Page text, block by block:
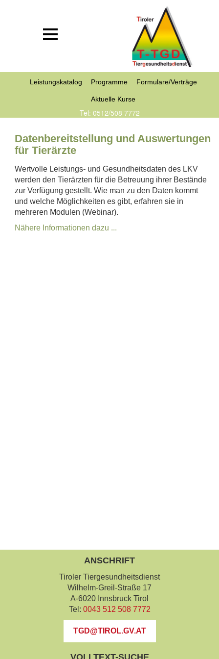
Leistungskatalog Programme Formulare/Verträge
Aktuelle Kurse
Tel: 0512/508 7772
Datenbereitstellung und Auswertungen
für Tierärzte
Wertvolle Leistungs- und Gesundheitsdaten des LKV
werden den Tierärzten für die Betreuung ihrer Bestände
zur Verfügung gestellt. Wie man zu den Daten kommt
und welche Möglichkeiten es gibt, erfahren sie in
mehreren Modulen (Webinar).
Nähere Informationen dazu ...
ANSCHRIFT
Tiroler Tiergesundheitsdienst
Wilhelm-Greil-Straße 17
A-6020 Innsbruck Tirol
Tel: 0043 512 508 7772
TGD@TIROL.GV.AT
VOLLTEXT-SUCHE